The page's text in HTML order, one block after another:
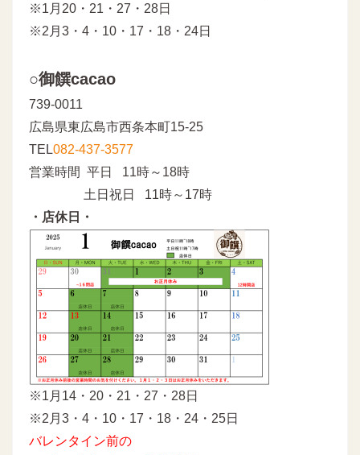
※1月20・21・27・28日
※2月3・4・10・17・18・24日
○御饌cacao
739-0011
広島県東広島市西条本町15-25
TEL082-437-3577
営業時間 平日 11時～18時
土日祝日 11時～17時
・店休日・
※1月14・20・21・27・28日
※2月3・4・10・17・18・24・25日
バレンタイン前の